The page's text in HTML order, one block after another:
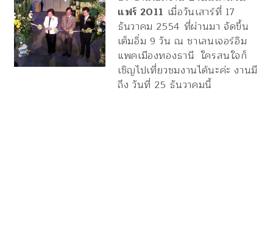
แฟร์ 2011 เมื่อวันเสาร์ที่ 17
ธันวาคม 2554 ที่ผ่านมา จัดขึ้น
เต็มอิ่ม 9 วัน ณ ชาเลนเจอร์อิม
แพคเมืองทองธานี ใครสนใจก็
เชิญไปเที่ยวชมงานได้นะค่ะ งานมี
ถึง วันที่ 25 ธันวาคมนี้